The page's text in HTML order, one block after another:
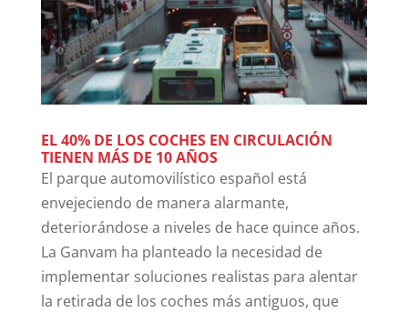
EL 40% DE LOS COCHES EN CIRCULACIÓN
TIENEN MÁS DE 10 AÑOS
El parque automovilístico español está
envejeciendo de manera alarmante,
deteriorándose a niveles de hace quince años.
La Ganvam ha planteado la necesidad de
implementar soluciones realistas para alentar
la retirada de los coches más antiguos, que